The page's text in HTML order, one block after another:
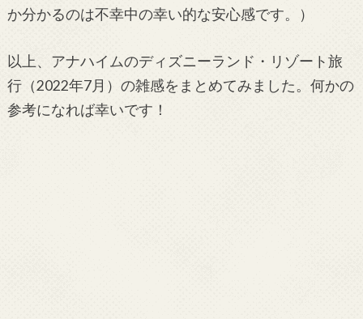
か分かるのは不幸中の幸い的な安心感です。）
以上、アナハイムのディズニーランド・リゾート旅
行（2022年7月）の雑感をまとめてみました。何かの
参考になれば幸いです！